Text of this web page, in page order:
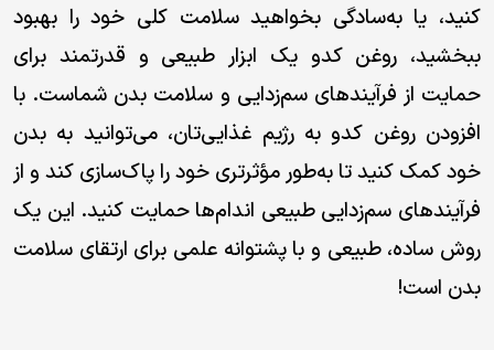
کنید، یا به‌سادگی بخواهید سلامت کلی خود را بهبود
ببخشید، روغن کدو یک ابزار طبیعی و قدرتمند برای
حمایت از فرآیندهای سم‌زدایی و سلامت بدن شماست. با
افزودن روغن کدو به رژیم غذایی‌تان، می‌توانید به بدن
خود کمک کنید تا به‌طور مؤثرتری خود را پاک‌سازی کند و از
فرآیندهای سم‌زدایی طبیعی اندام‌ها حمایت کنید. این یک
روش ساده، طبیعی و با پشتوانه علمی برای ارتقای سلامت
بدن است!